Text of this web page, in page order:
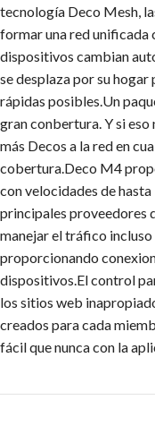
tecnología Deco Mesh,
formar una red unificada
dispositivos cambian
se desplaza por su
rápidas posibles.Un
gran conbertura. Y si
más Decos a la red en
cobertura.Deco M4
con velocidades de
principales proveedores
manejar el tráfico incluso
proporcionando
dispositivos.El control
los sitios web
creados para cada
fácil que nunca con la